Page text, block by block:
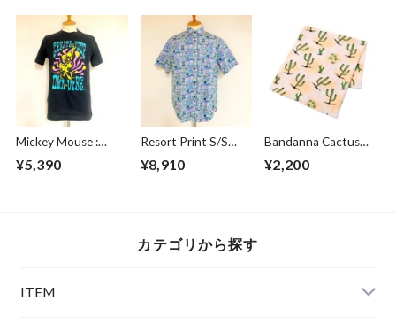
Mickey Mouse :
Create Vibe Black
¥5,390
Resort Print S/S
Shirts Green
¥8,910
Bandanna Cactus
Beige
¥2,200
カテゴリから探す
ITEM